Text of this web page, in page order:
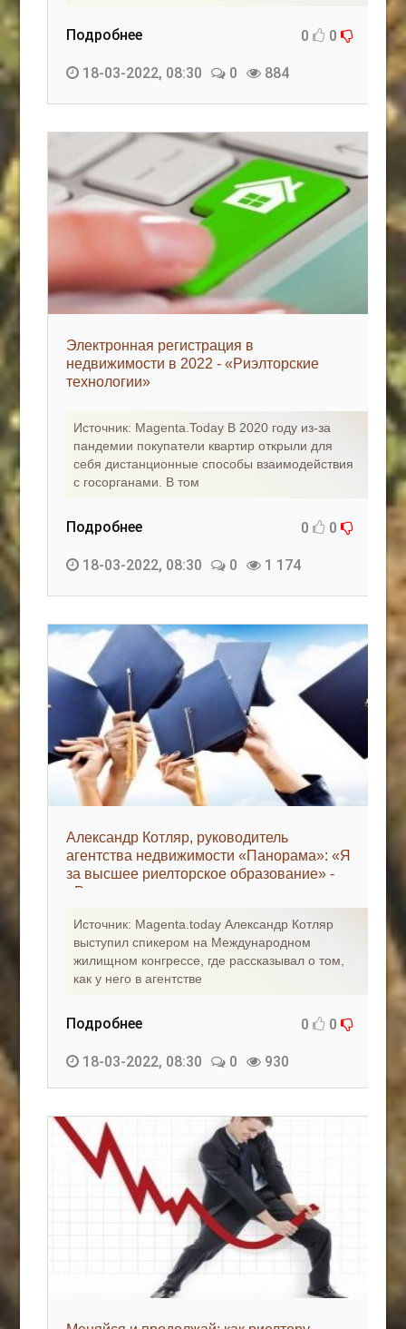
Подробнее 0 0
18-03-2022, 08:30 0 884
Электронная регистрация в
недвижимости в 2022 - «Риэлторские
технологии»
Источник: Magenta.Today В 2020 году из-за
пандемии покупатели квартир открыли для
себя дистанционные способы взаимодействия
с госорганами. В том
Подробнее 0 0
18-03-2022, 08:30 0 1 174
Александр Котляр, руководитель
агентства недвижимости «Панорама»: «Я
за высшее риелторское образование» -
«Риэлторские технологии»
Источник: Magenta.today Александр Котляр
выступил спикером на Международном
жилищном конгрессе, где рассказывал о том,
как у него в агентстве
Подробнее 0 0
18-03-2022, 08:30 0 930